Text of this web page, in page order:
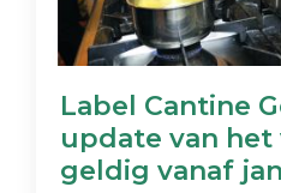
Label Cantine
update van
geldig vanaf